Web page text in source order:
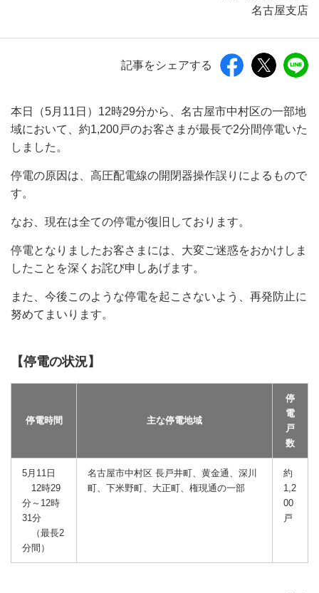
名古屋支店
記事をシェアする
本日（5月11日）12時29分から、名古屋市中村区の一部地
域において、約1,200戸のお客さまが最長で2分間停電いた
しました。
停電の原因は、高圧配電線の開閉器操作誤りによるもので
す。
なお、現在は全ての停電が復旧しております。
停電となりましたお客さまには、大変ご迷惑をおかけしま
したことを深くお詫び申しあげます。
また、今後このような停電を起こさないよう、再発防止に
努めてまいります。
【停電の状況】
停電時間 主な停電地域
停
電
戸
数
5月11日
12時29
分～12時
31分
（最長2
分間）
名古屋市中村区 長戸井町、黄金通、深川
町、下米野町、大正町、権現通の一部
約
1,2
00
戸